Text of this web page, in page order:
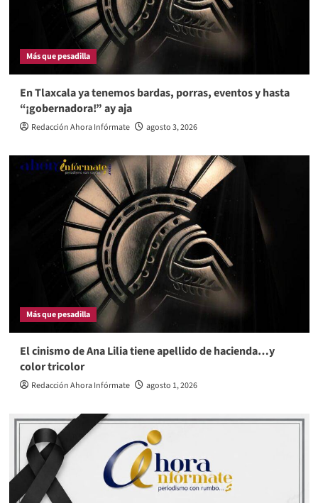
Más que pesadilla
En Tlaxcala ya tenemos bardas, porras, eventos y hasta
“¡gobernadora!” ay aja
Redacción Ahora Infórmate agosto 3, 2026
Más que pesadilla
El cinismo de Ana Lilia tiene apellido de hacienda…y
color tricolor
Redacción Ahora Infórmate agosto 1, 2026